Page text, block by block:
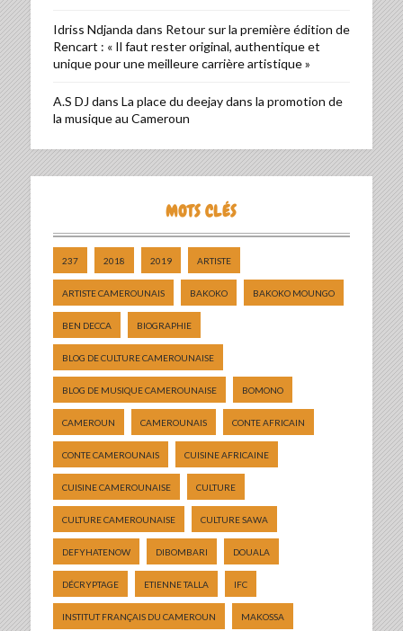
Idriss Ndjanda dans Retour sur la première édition de
Rencart : « Il faut rester original, authentique et
unique pour une meilleure carrière artistique »
A.S DJ dans La place du deejay dans la promotion de
la musique au Cameroun
MOTS CLÉS
237 2018 2019 ARTISTE
ARTISTE CAMEROUNAIS BAKOKO BAKOKO MOUNGO
BEN DECCA BIOGRAPHIE
BLOG DE CULTURE CAMEROUNAISE
BLOG DE MUSIQUE CAMEROUNAISE BOMONO
CAMEROUN CAMEROUNAIS CONTE AFRICAIN
CONTE CAMEROUNAIS CUISINE AFRICAINE
CUISINE CAMEROUNAISE CULTURE
CULTURE CAMEROUNAISE CULTURE SAWA
DEFYHATENOW DIBOMBARI DOUALA
DÉCRYPTAGE ETIENNE TALLA IFC
INSTITUT FRANÇAIS DU CAMEROUN MAKOSSA